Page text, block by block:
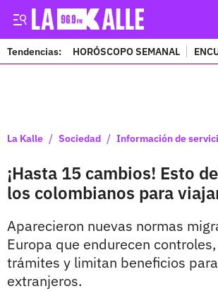
Tendencias: HORÓSCOPO SEMANAL
La Kalle / Sociedad / Información de
¡Hasta 15 cambios! Esto
los colombianos para
Aparecieron nuevas normas
Europa que endurecen
trámites y limitan beneficios
extranjeros.